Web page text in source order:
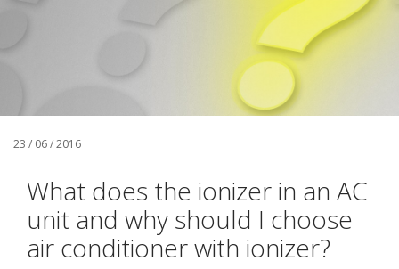
23 / 06 / 2016
What does the ionizer in an AC
unit and why should I choose
air conditioner with ionizer?